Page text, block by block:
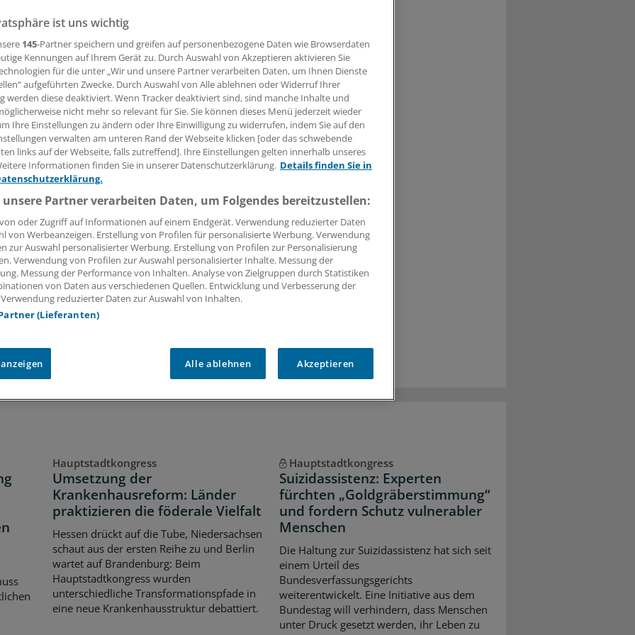
gibt Bundesforschungsministerin Annette Schavan beim
die Preisträger des Wettbewerbs "Gesundheitsregion der
Von Tobias Meyer
Leserin, lieber Leser,
Beitrag können Sie lesen, sobald Sie sich eingeloggt haben.
Jetzt anmelden »
Kostenlos registrieren »
Problem beim Login?
ist mit wenigen Klicks erledigt und kostenlos.
des kostenlosen Login:
Analysen, Hintergründe und Infografiken
Interviews und Praxis-Tipps
auf allemedizinischen Berichte und Kommentare
Hauptstadtkongress
Umsetzung der
Krankenhausreform: Länder
praktizieren die föderale Vielfalt
Hessen drückt auf die Tube, Niedersachsen
schaut aus der ersten Reihe zu und Berlin
wartet auf Brandenburg: Beim
Hauptstadtkongress wurden
unterschiedliche Transformationspfade in
eine neue Krankenhausstruktur debattiert.
Hauptstadtkongress
Suizidassistenz: Experten
fürchten „Goldgräberstimmung“
und fordern Schutz vulnerabler
Menschen
Die Haltung zur Suizidassistenz hat sich seit
einem Urteil des
Bundesverfassungsgerichts
weiterentwickelt. Eine Initiative aus dem
Bundestag will verhindern, dass Menschen
unter Druck gesetzt werden, ihr Leben zu
ist uns wichtig
145-Partner speichern und greifen auf personenbezogene Daten wie Browserdaten
Kennungen auf Ihrem Gerät zu. Durch Auswahl von Akzeptieren aktivieren Sie
für die unter „Wir und unsere Partner verarbeiten Daten, um Ihnen Dienste
aufgeführten Zwecke. Durch Auswahl von Alle ablehnen oder Widerruf Ihrer
werden diese deaktiviert. Wenn Tracker deaktiviert sind, sind manche Inhalte und
nicht mehr so relevant für Sie. Sie können dieses Menü jederzeit wieder
Ihre Einstellungen zu ändern oder Ihre Einwilligung zu widerrufen, indem Sie auf den
verwalten am unteren Rand der Webseite klicken [oder das schwebende
links auf der Webseite, falls zutreffend]. Ihre Einstellungen gelten innerhalb unseres
Informationen finden Sie in unserer Datenschutzerklärung. Details finden Sie in
Partner verarbeiten Daten, um Folgendes bereitzustellen:
oder Zugriff auf Informationen auf einem Endgerät. Verwendung reduzierter Daten
von Werbeanzeigen. Erstellung von Profilen für personalisierte Werbung. Verwendung
zur Auswahl personalisierter Werbung. Erstellung von Profilen zur Personalisierung
Verwendung von Profilen zur Auswahl personalisierter Inhalte. Messung der
Messung der Performance von Inhalten. Analyse von Zielgruppen durch Statistiken
von Daten aus verschiedenen Quellen. Entwicklung und Verbesserung der
reduzierter Daten zur Auswahl von Inhalten.
(Lieferanten)
Alle ablehnen Akzeptieren